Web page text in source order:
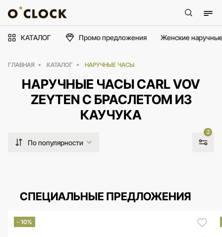
КАТАЛОГ Промо предложения Женские
ГЛАВНАЯ КАТАЛОГ НАРУЧНЫЕ ЧАСЫ
НАРУЧНЫЕ ЧАСЫ CARL VOV
ZEYTEN С БРАСЛЕТОМ ИЗ
КАУЧУКА
По популярности
2
СПЕЦИАЛЬНЫЕ ПРЕДЛОЖЕНИЯ
- 10%